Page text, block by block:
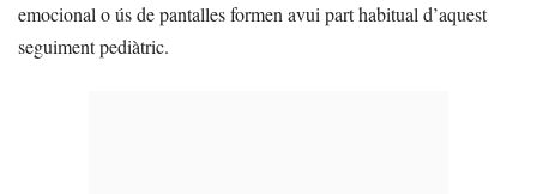
emocional o ús de pantalles formen avui part habitual d’aquest
seguiment pediàtric.